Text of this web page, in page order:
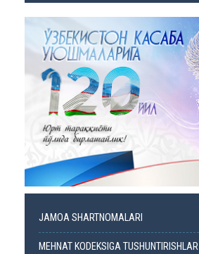
JAMOA SHARTNOMALARI
MEHNAT KODEKSIGA TUSHUNTIRISHLAR